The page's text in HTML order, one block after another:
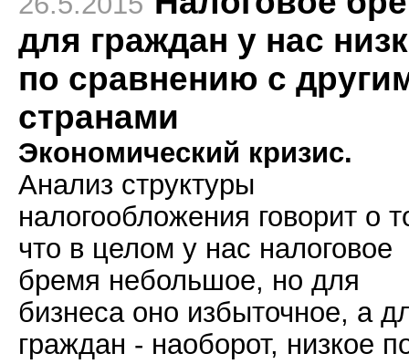
для граждан у нас
по сравнению с
странами
Экономический кризис.
Анализ структуры
налогообложения говорит о
что в целом у нас налоговое
бремя небольшое, но для
бизнеса оно избыточное, а
граждан - наоборот, низкое